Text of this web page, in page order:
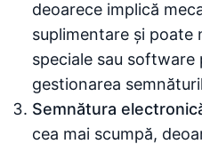
deoarece implică
suplimentare și poate
speciale sau software
gestionarea
Semnătura
cea mai scumpă,